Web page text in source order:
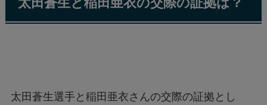
太田蒼生と稲田亜衣の交際の証拠は？
太田蒼生選手と稲田亜衣さんの交際の証拠とし